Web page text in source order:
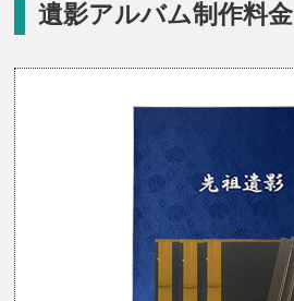
遺影アルバム制作料金